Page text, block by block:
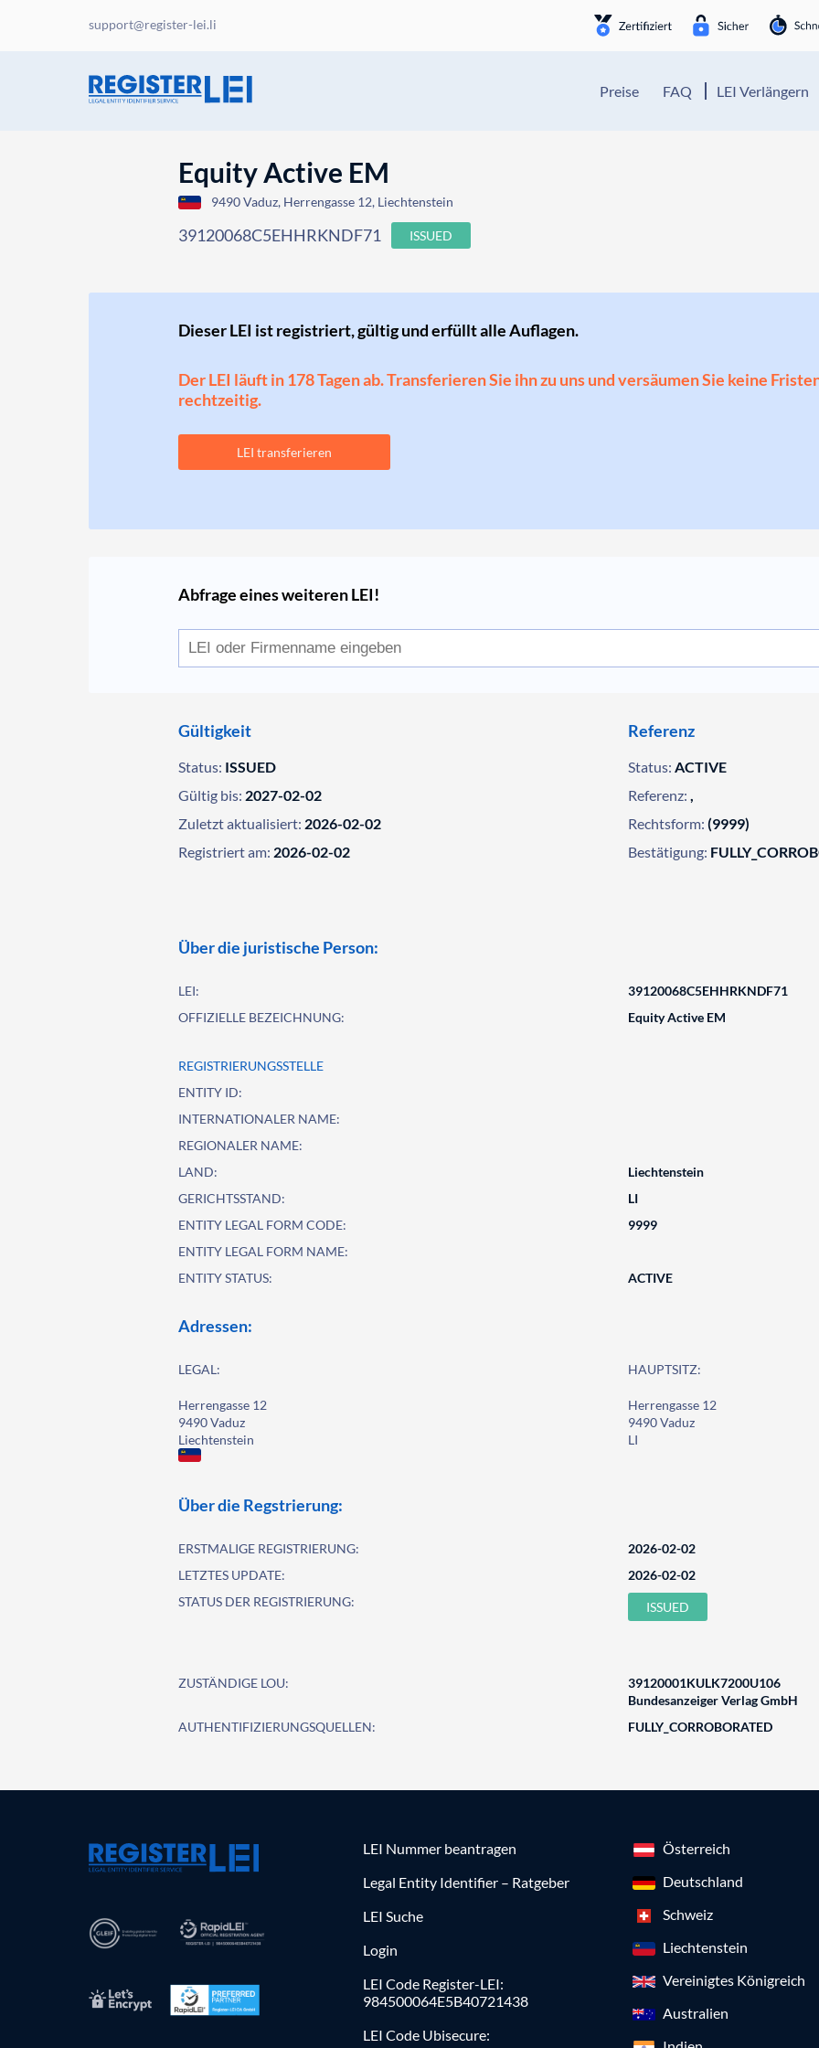
support@register-lei.li
Preise FAQ LEI Verlängern
Equity Active EM
9490 Vaduz, Herrengasse 12, Liechtenstein
39120068C5EHHRKNDF71 ISSUED
Dieser LEI ist registriert, gültig und erfüllt alle Auflagen.
Der LEI läuft in 178 Tagen ab. Transferieren Sie ihn zu uns und versäumen Sie keine
rechtzeitig.
LEI transferieren
Abfrage eines weiteren LEI!
Gültigkeit
Status: ISSUED
Gültig bis: 2027-02-02
Zuletzt aktualisiert: 2026-02-02
Registriert am: 2026-02-02
Referenz
Status: ACTIVE
Referenz: ,
Rechtsform: (9999)
Bestätigung:
Über die juristische Person:
LEI:
39120068C5EHHRKNDF71
OFFIZIELLE BEZEICHNUNG:
Equity Active EM
REGISTRIERUNGSSTELLE
ENTITY ID:
INTERNATIONALER NAME:
REGIONALER NAME:
LAND:
Liechtenstein
GERICHTSSTAND:
LI
ENTITY LEGAL FORM CODE:
9999
ENTITY LEGAL FORM NAME:
ENTITY STATUS:
ACTIVE
Adressen:
LEGAL:
Herrengasse 12
9490 Vaduz
Liechtenstein
HAUPTSITZ:
Herrengasse 12
9490 Vaduz
LI
Über die Regstrierung:
ERSTMALIGE REGISTRIERUNG:
2026-02-02
LETZTES UPDATE:
2026-02-02
STATUS DER REGISTRIERUNG:
ISSUED
ZUSTÄNDIGE LOU:
39120001KULK7200U106
Bundesanzeiger Verlag GmbH
AUTHENTIFIZIERUNGSQUELLEN:
FULLY_CORROBORATED
LEI Nummer beantragen
Legal Entity Identifier – Ratgeber
LEI Suche
Login
LEI Code Register-LEI:
984500064E5B40721438
LEI Code Ubisecure:
Österreich
Deutschland
Schweiz
Liechtenstein
Vereinigtes Königreich
Australien